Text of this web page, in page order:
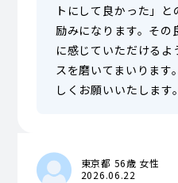
トにして良かった」
励みになります。そ
に感じていただける
スを磨いてまいります
しくお願いいたします。
東京都 56歳 女性
2026.06.22